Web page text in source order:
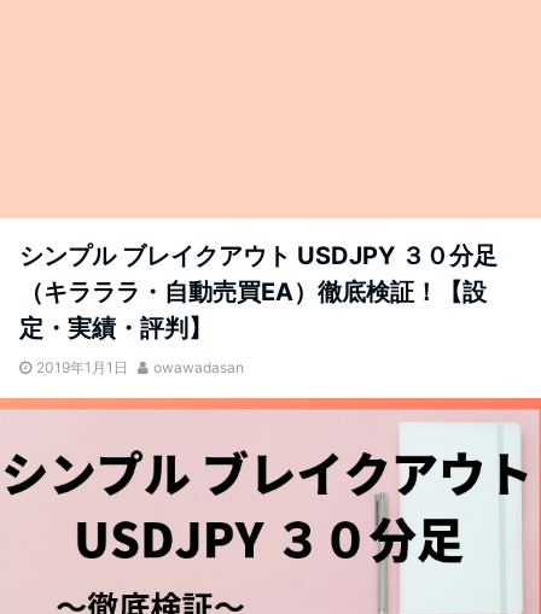
シンプル ブレイクアウト USDJPY ３０分足
（キラララ・自動売買EA）徹底検証！【設
定・実績・評判】
2019年1月1日 owawadasan